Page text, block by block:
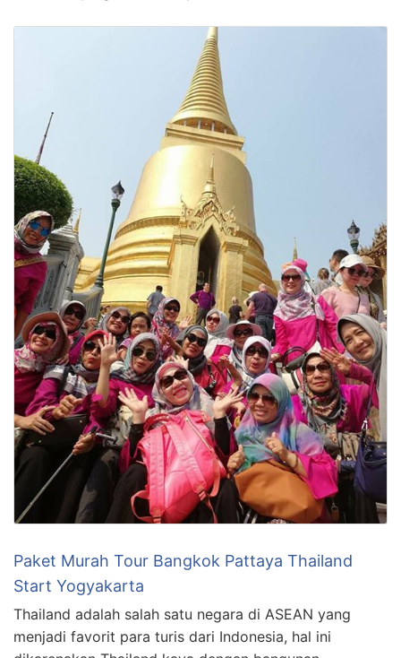
Paket Murah Tour Bangkok Pattaya Thailand
Start Yogyakarta
Thailand adalah salah satu negara di ASEAN yang
menjadi favorit para turis dari Indonesia, hal ini